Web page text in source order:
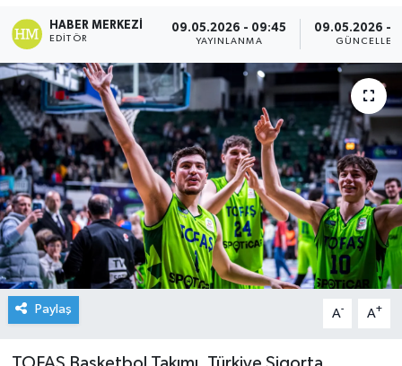
HABER MERKEZI
EDITÖR
09.05.2026 - 09:45
YAYINLANMA
09.05.2026 -
Paylaş A- A+